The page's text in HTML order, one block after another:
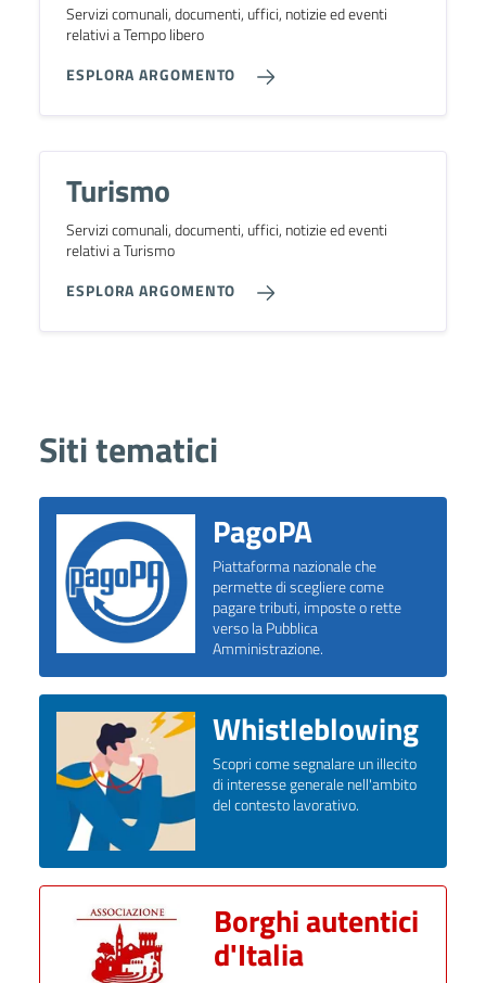
Servizi comunali, documenti, uffici, notizie ed eventi
relativi a Tempo libero
ESPLORA ARGOMENTO
Turismo
Servizi comunali, documenti, uffici, notizie ed eventi
relativi a Turismo
ESPLORA ARGOMENTO
Siti tematici
PagoPA
Piattaforma nazionale che
permette di scegliere come
pagare tributi, imposte o rette
verso la Pubblica
Amministrazione.
Whistleblowing
Scopri come segnalare un illecito
di interesse generale nell'ambito
del contesto lavorativo.
Borghi autentici
d'Italia